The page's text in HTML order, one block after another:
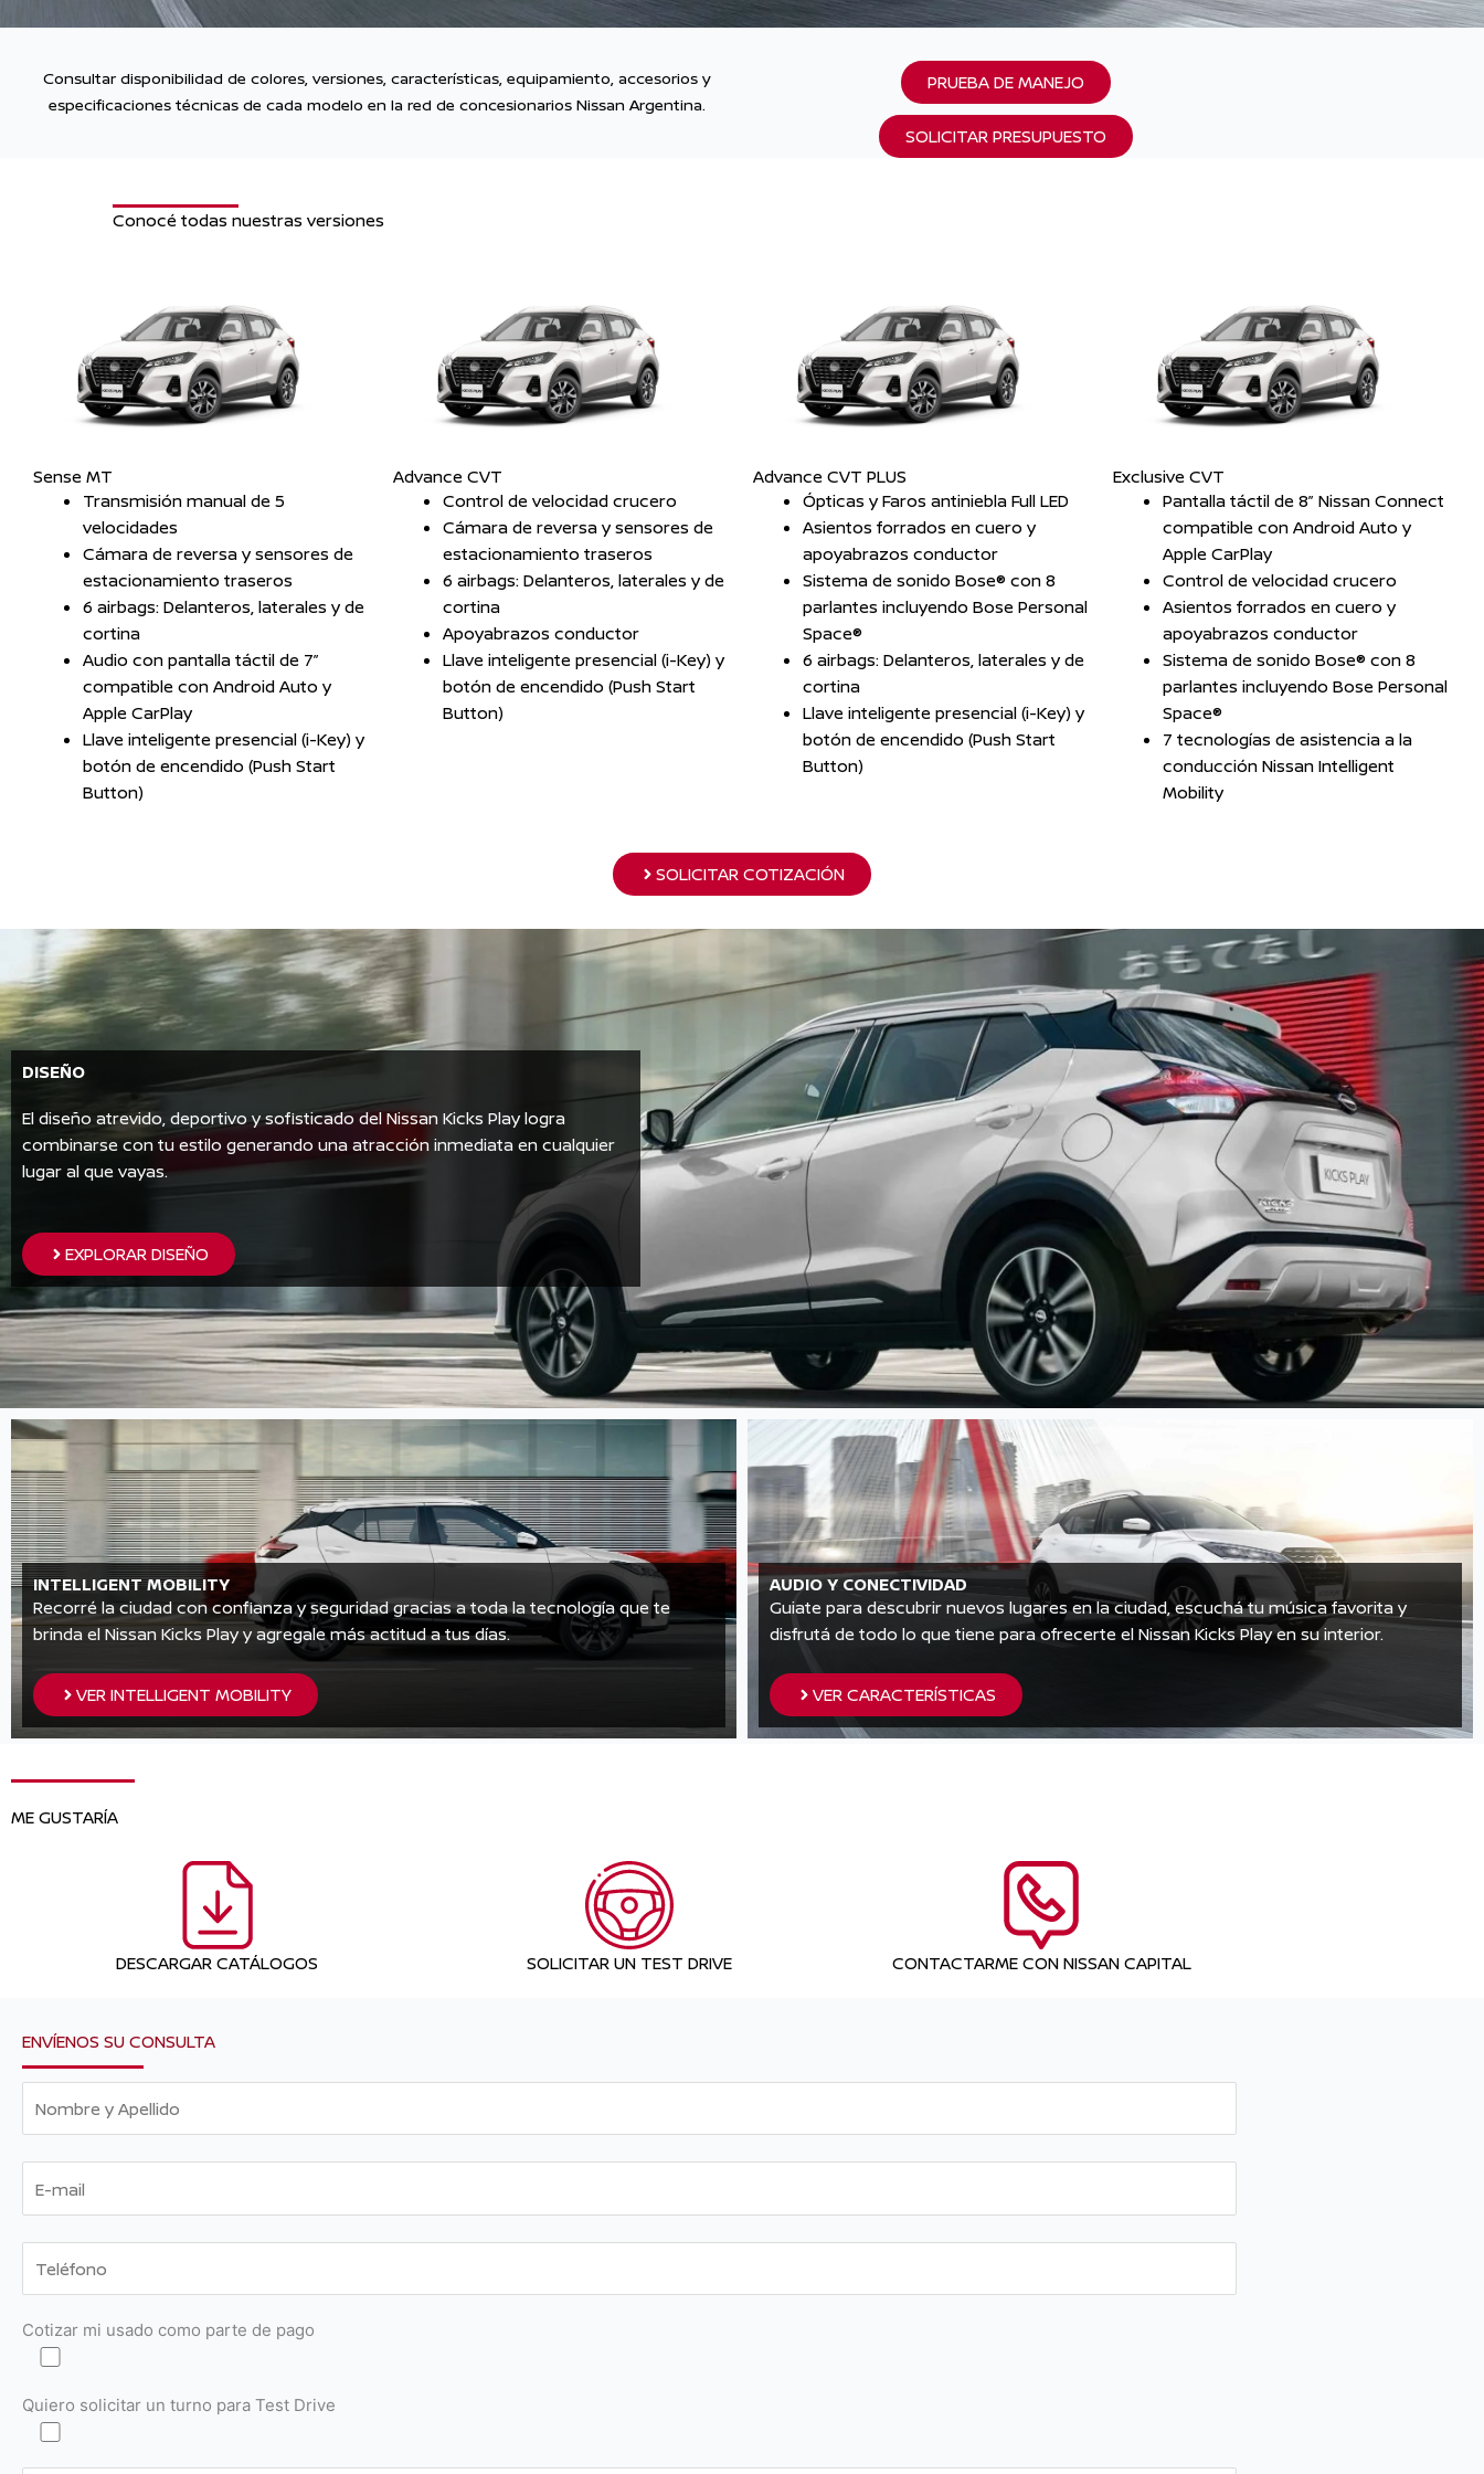
Consultar disponibilidad de colores, versiones, características, equipamiento, accesorios y
especificaciones técnicas de cada modelo en la red de concesionarios Nissan Argentina.
PRUEBA DE MANEJO
SOLICITAR PRESUPUESTO
Conocé todas nuestras versiones
Sense MT
Transmisión manual de 5
velocidades
Cámara de reversa y sensores de
estacionamiento traseros
6 airbags: Delanteros, laterales y de
cortina
Audio con pantalla táctil de 7”
compatible con Android Auto y
Apple CarPlay
Llave inteligente presencial (i-Key) y
botón de encendido (Push Start
Button)
Advance CVT
Control de velocidad crucero
Cámara de reversa y sensores de
estacionamiento traseros
6 airbags: Delanteros, laterales y de
cortina
Apoyabrazos conductor
Llave inteligente presencial (i-Key) y
botón de encendido (Push Start
Button)
Advance CVT PLUS
Ópticas y Faros antiniebla Full LED
Asientos forrados en cuero y
apoyabrazos conductor
Sistema de sonido Bose® con 8
parlantes incluyendo Bose Personal
Space®
6 airbags: Delanteros, laterales y de
cortina
Llave inteligente presencial (i-Key) y
botón de encendido (Push Start
Button)
Exclusive CVT
Pantalla táctil de 8” Nissan Connect
compatible con Android Auto y
Apple CarPlay
Control de velocidad crucero
Asientos forrados en cuero y
apoyabrazos conductor
Sistema de sonido Bose® con 8
parlantes incluyendo Bose Personal
Space®
7 tecnologías de asistencia a la
conducción Nissan Intelligent
Mobility
SOLICITAR COTIZACIÓN
DISEÑO
El diseño atrevido, deportivo y sofisticado del Nissan Kicks Play logra
combinarse con tu estilo generando una atracción inmediata en cualquier
lugar al que vayas.
EXPLORAR DISEÑO
INTELLIGENT MOBILITY
Recorré la ciudad con confianza y seguridad gracias a toda la tecnología que te
brinda el Nissan Kicks Play y agregale más actitud a tus días.
VER INTELLIGENT MOBILITY
AUDIO Y CONECTIVIDAD
Guiate para descubrir nuevos lugares en la ciudad, escuchá tu música favorita y
disfrutá de todo lo que tiene para ofrecerte el Nissan Kicks Play en su interior.
VER CARACTERÍSTICAS
ME GUSTARÍA
DESCARGAR CATÁLOGOS SOLICITAR UN TEST DRIVE CONTACTARME CON NISSAN CAPITAL
ENVÍENOS SU CONSULTA
Cotizar mi usado como parte de pago
Quiero solicitar un turno para Test Drive